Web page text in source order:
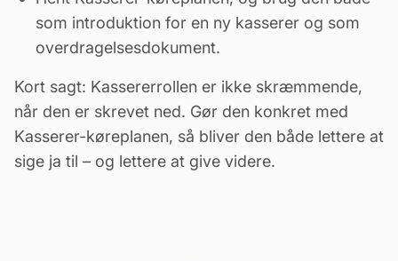
som introduktion for en ny kasserer og som
overdragelsesdokument.
Kort sagt: Kassererrollen er ikke skræmmende,
når den er skrevet ned. Gør den konkret med
Kasserer-køreplanen, så bliver den både lettere at
sige ja til – og lettere at give videre.